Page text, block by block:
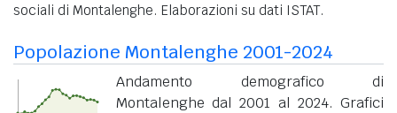
sociali di Montalenghe. Elaborazioni su dati ISTAT.
Popolazione Montalenghe 2001-2024
Andamento demografico di
Montalenghe dal 2001 al 2024. Grafici